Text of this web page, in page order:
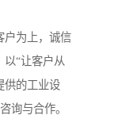
户为上，诚信
以“让客户从
供的工业设
询与合作。